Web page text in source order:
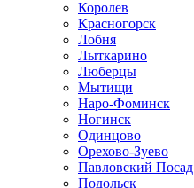
Королев
Красногорск
Лобня
Лыткарино
Люберцы
Мытищи
Наро-Фоминск
Ногинск
Одинцово
Орехово-Зуево
Павловский Посад
Подольск